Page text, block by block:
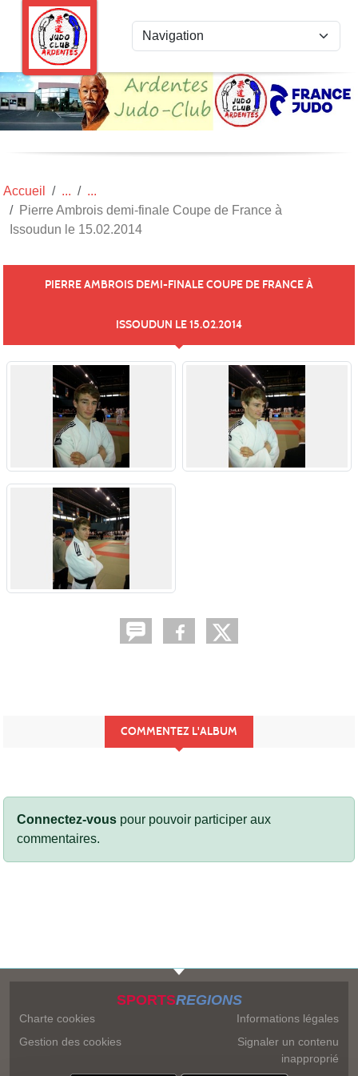
Accueil
Pierre Ambrois demi-finale Coupe de France à
Issoudun le 15.02.2014
PIERRE AMBROIS DEMI-FINALE COUPE DE FRANCE À
ISSOUDUN LE 15.02.2014
COMMENTEZ L'ALBUM
Connectez-vous pour pouvoir participer aux
commentaires.
SPORTSREGIONS
Charte cookies
Gestion des cookies
Informations légales
Signaler un contenu
inapproprié
Panneau de gestion des cookies